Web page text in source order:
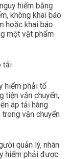
hiểm bằng
không khai báo
hoặc khai báo
một vật phẩm
tải
hiểm phải tổ
tiện vận chuyển,
áp tải hàng
vận chuyển
quản lý, nhân
hiểm phải được